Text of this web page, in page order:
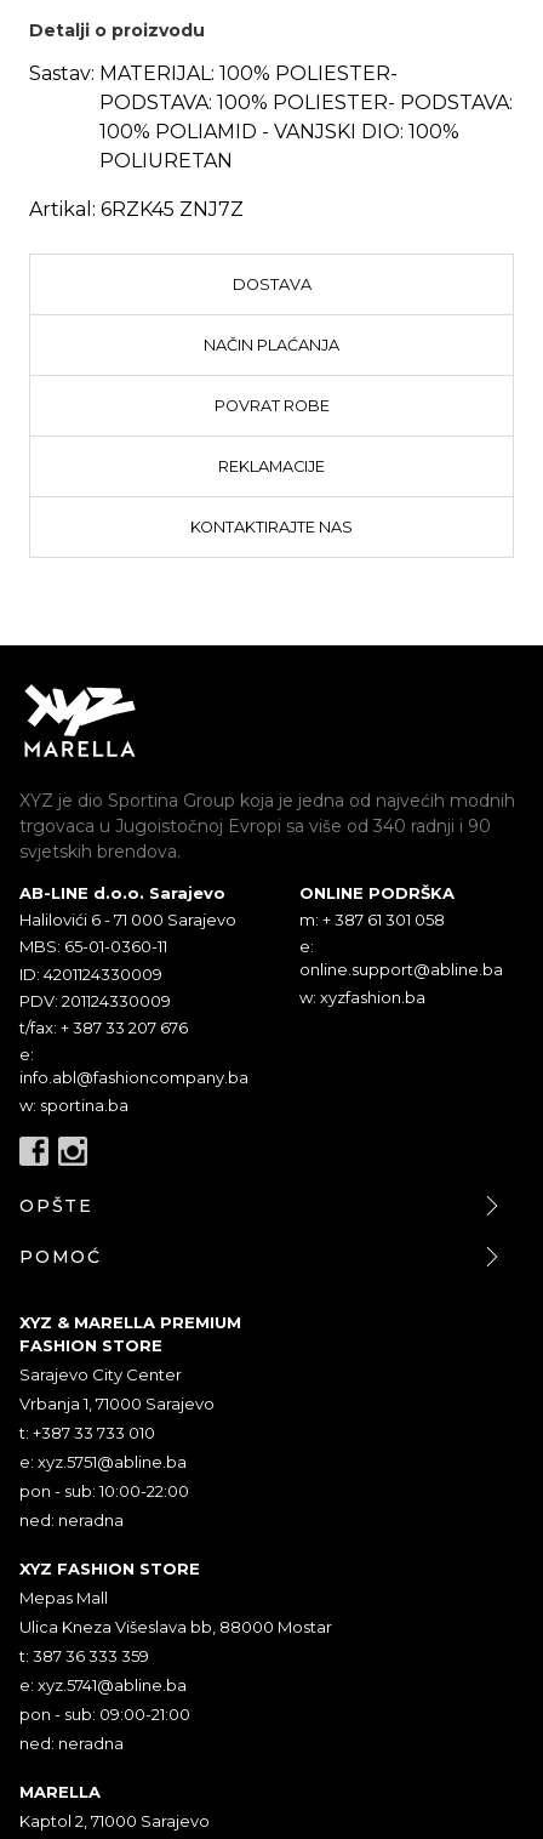
Detalji o proizvodu
Sastav: MATERIJAL: 100% POLIESTER-
PODSTAVA: 100% POLIESTER- PODSTAVA:
100% POLIAMID - VANJSKI DIO: 100%
POLIURETAN
Artikal: 6RZK45 ZNJ7Z
DOSTAVA
NAČIN PLAĆANJA
POVRAT ROBE
REKLAMACIJE
KONTAKTIRAJTE NAS
XYZ je dio Sportina Group koja je jedna od najvećih modnih
trgovaca u Jugoistočnoj Evropi sa više od 340 radnji i 90
svjetskih brendova.
AB-LINE d.o.o. Sarajevo
Halilovići 6 - 71 000 Sarajevo
MBS: 65-01-0360-11
ID: 4201124330009
PDV: 201124330009
t/fax: + 387 33 207 676
e:
info.abl@fashioncompany.ba
w: sportina.ba
ONLINE PODRŠKA
m: + 387 61 301 058
e:
online.support@abline.ba
w: xyzfashion.ba
OPŠTE
POMOĆ
XYZ & MARELLA PREMIUM
FASHION STORE
Sarajevo City Center
Vrbanja 1, 71000 Sarajevo
t: +387 33 733 010
e: xyz.5751@abline.ba
pon - sub: 10:00-22:00
ned: neradna
XYZ FASHION STORE
Mepas Mall
Ulica Kneza Višeslava bb, 88000 Mostar
t: 387 36 333 359
e: xyz.5741@abline.ba
pon - sub: 09:00-21:00
ned: neradna
MARELLA
Kaptol 2, 71000 Sarajevo